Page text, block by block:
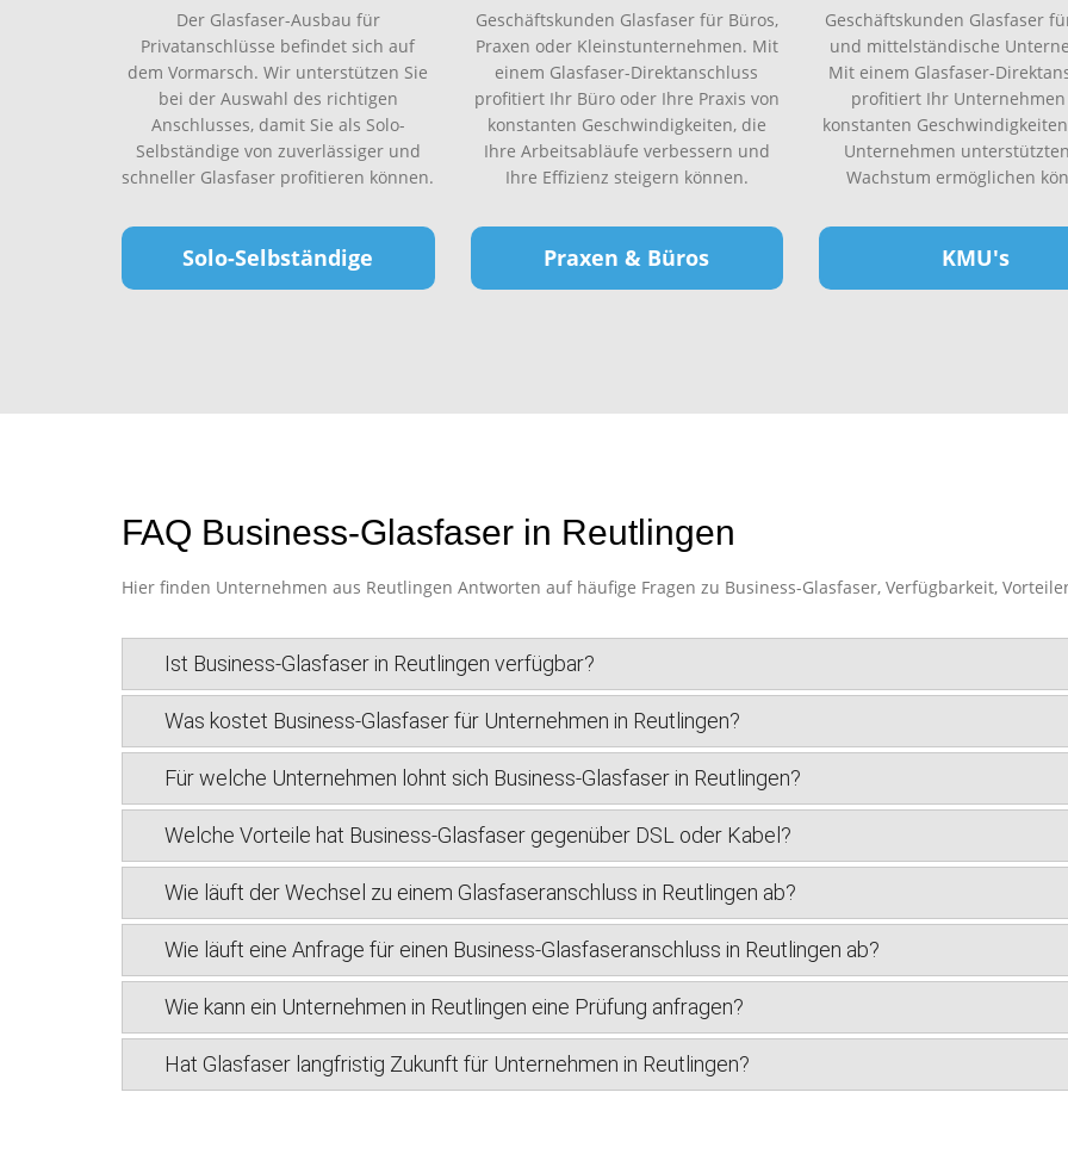
Der Glasfaser-Ausbau für
Privatanschlüsse befindet sich auf
dem Vormarsch. Wir unterstützen Sie
bei der Auswahl des richtigen
Anschlusses, damit Sie als Solo-
Selbständige von zuverlässiger und
schneller Glasfaser profitieren können.
Solo-Selbständige
Geschäftskunden Glasfaser für Büros,
Praxen oder Kleinstunternehmen. Mit
einem Glasfaser-Direktanschluss
profitiert Ihr Büro oder Ihre Praxis von
konstanten Geschwindigkeiten, die
Ihre Arbeitsabläufe verbessern und
Ihre Effizienz steigern können.
Praxen & Büros
Geschäftskunden Glasfaser
und mittelständische
Mit einem Glasfaser-
profitiert Ihr Unternehmen
konstanten
Unternehmen
Wachstum ermöglichen
KMU's
FAQ Business-Glasfaser in Reutlingen
Hier finden Unternehmen aus Reutlingen Antworten auf häufige Fragen zu Business-Glasfaser, Verfügbarkeit,
Ist Business-Glasfaser in Reutlingen verfügbar?
Was kostet Business-Glasfaser für Unternehmen in Reutlingen?
Für welche Unternehmen lohnt sich Business-Glasfaser in Reutlingen?
Welche Vorteile hat Business-Glasfaser gegenüber DSL oder Kabel?
Wie läuft der Wechsel zu einem Glasfaseranschluss in Reutlingen ab?
Wie läuft eine Anfrage für einen Business-Glasfaseranschluss in Reutlingen ab?
Wie kann ein Unternehmen in Reutlingen eine Prüfung anfragen?
Hat Glasfaser langfristig Zukunft für Unternehmen in Reutlingen?